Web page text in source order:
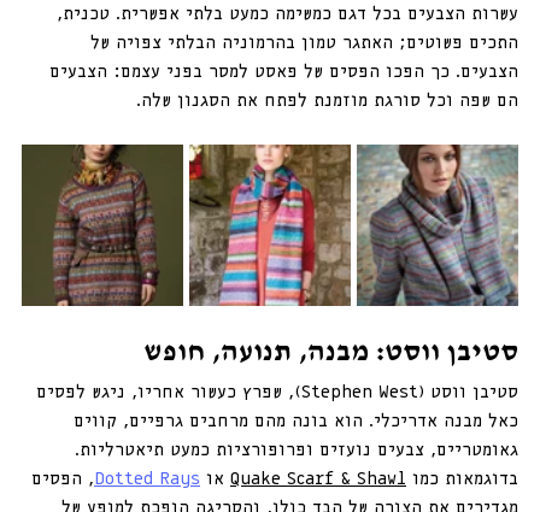
עשרות הצבעים בכל דגם כמשימה כמעט בלתי אפשרית. טכנית,
התכים פשוטים; האתגר טמון בהרמוניה הבלתי צפויה של
הצבעים. כך הפכו הפסים של פאסט למסר בפני עצמם: הצבעים
הם שפה וכל סורגת מוזמנת לפתח את הסגנון שלה.
סטיבן ווסט: מבנה, תנועה, חופש
סטיבן ווסט (Stephen West), שפרץ כעשור אחריו, ניגש לפסים
כאל מבנה אדריכלי. הוא בונה מהם מרחבים גרפיים, קווים
גאומטריים, צבעים נועזים ופרופורציות כמעט תיאטרליות.
בדוגמאות כמו Quake Scarf & Shawl או Dotted Rays , הפסים
מגדירים את הצורה של הבד כולו, והסריגה הופכת למופע של